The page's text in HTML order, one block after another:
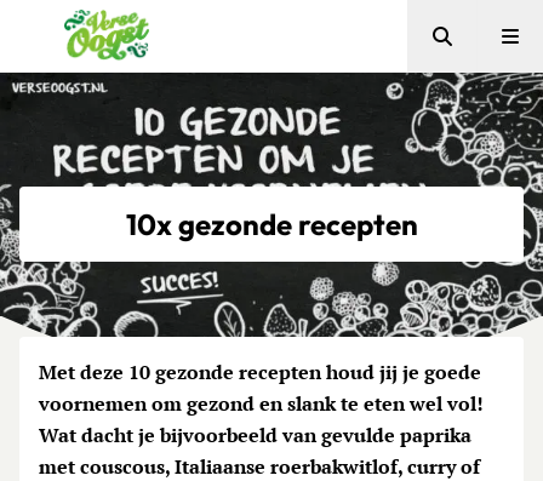
Verse Oogst
Zoeken
10x gezonde recepten
Met deze 10 gezonde recepten houd jij je goede
voornemen om gezond en slank te eten wel vol!
Wat dacht je bijvoorbeeld van gevulde paprika
met couscous, Italiaanse roerbakwitlof, curry of